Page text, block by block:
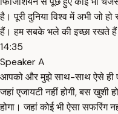
है। पूरी दुनिया विश्व में अभी जो
हैं। हम सबके भले की इच्छा रखते
14:35
Speaker A
आपको और मुझे साथ-साथ ऐसे ही
जहां ए्जायटी नहीं होगी, बस खुशी
होगा। जहां कोई भी ऐसा सफरिंग